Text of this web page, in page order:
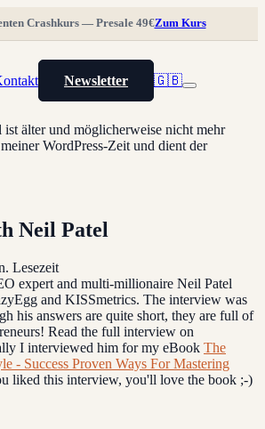
Crashkurs — Presale 49€Zum Kurs
Newsletter
🇬🇧
älter und möglicherweise nicht mehr
WordPress-Zeit und dient der
Neil Patel
Lesezeit
expert and multi-millionaire Neil Patel
and KISSmetrics. The interview was
his answers are quite short, they are full of
Read the full interview on
I interviewed him for my eBook The
- Success Proven Ways For Mastering
liked this interview, you'll love the book ;-)